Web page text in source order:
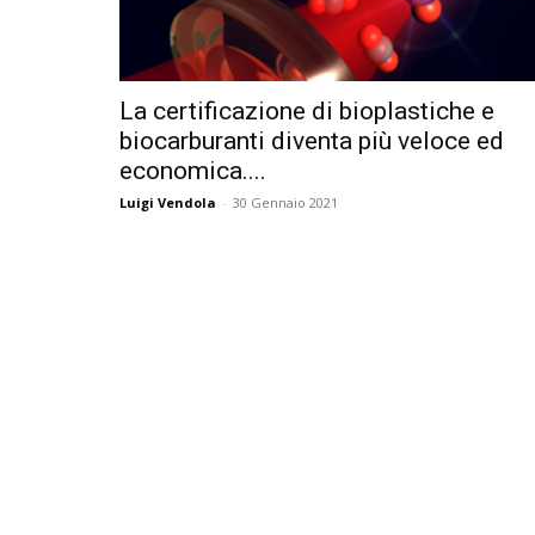
La certificazione di bioplastiche e
biocarburanti diventa più veloce ed
economica....
Luigi Vendola - 30 Gennaio 2021